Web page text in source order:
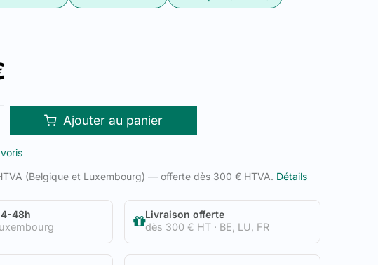
Ajouter au panier
(Belgique et Luxembourg) — offerte dès 300 € HTVA. Détails
48h
Livraison offerte
dès 300 € HT · BE, LU, FR